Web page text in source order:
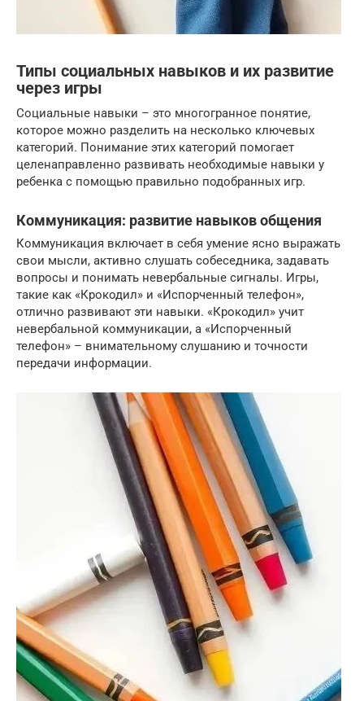
Типы социальных навыков и их развитие
через игры
Социальные навыки – это многогранное понятие,
которое можно разделить на несколько ключевых
категорий. Понимание этих категорий помогает
целенаправленно развивать необходимые навыки у
ребенка с помощью правильно подобранных игр.
Коммуникация: развитие навыков общения
Коммуникация включает в себя умение ясно выражать
свои мысли, активно слушать собеседника, задавать
вопросы и понимать невербальные сигналы. Игры,
такие как «Крокодил» и «Испорченный телефон»,
отлично развивают эти навыки. «Крокодил» учит
невербальной коммуникации, а «Испорченный
телефон» – внимательному слушанию и точности
передачи информации.